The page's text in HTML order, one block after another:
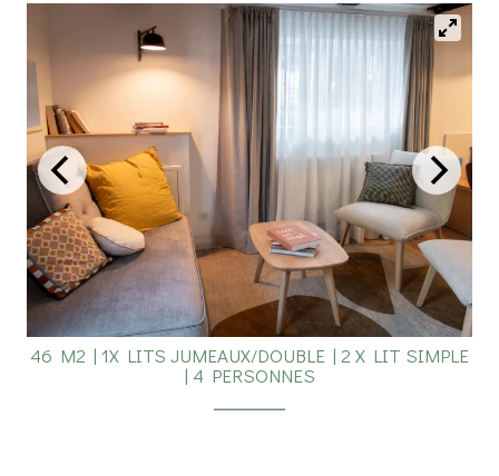
46 M2 | 1X LITS JUMEAUX/DOUBLE | 2 X LIT SIMPLE
| 4 PERSONNES